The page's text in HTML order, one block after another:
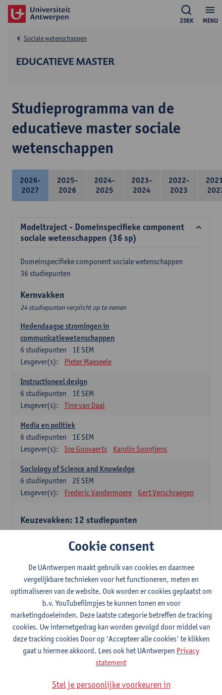
MENU
ZOEK
EDUCATIEVE MASTER
Sociale wetenschappen
Studieprogramma van de
educatieve master sociale
wetenschappen
2026-
2027
2025-
2026
2024-
2025
2023-
2024
2022-
2023
Modeltraject - Domeinspecifieke component
sociale wetenschappen (36 sp)
Domeinspecifieke component sociale wetenschappen
36 studiepunten
Kernvakken
24 studiepunten verplicht op te nemen
Hedendaagse stromingen in
communicatiewetenschappen
1E SEM
6 studiepunten
Lesgever(s):
Pieter Maeseele
Instructioneel design
1E SEM
6 studiepunten
Lesgever(s):
Tine van Daal
Media en politiek
1E SEM
6 studiepunten
Lesgever(s):
Ine Goovaerts Karolin Soontjens
Sociology of Science and Knowledge
2E SEM
6 studiepunten
Lesgever(s):
Frederic Vandermoere Gert Verschraegen
Keuzevakken: 12 studiepunten
Keuzevakken cluster communicatiewetenschappen
Consumer Psychology
2E SEM
studiepunten
Lesgever(s):
Katrien Maldoy Konrad Rudnicki
Journalistiek en crossmedialiteit
1E SEM
studiepunten
Lesgever(s):
Steve Paulussen
Interne Communicatie
1E SEM
6studiepunten
Charlotte De Backer
Keuzevakken cluster opleidings- en onderwijswetenschappen
Cookie consent
De UAntwerpen maakt gebruik van cookies en daarmee
vergelijkbare technieken voor het functioneren, meten en
optimaliseren van de website. Ook worden er cookies geplaatst om
b.v. YouTubefilmpjes te kunnen tonen en voor
marketingdoeleinden. Deze laatste categorie betreffen de tracking
cookies. Uw internetgedrag kan worden gevolgd door middel van
deze tracking cookies Door op 'Accepteer alle cookies' te klikken
gaat u hiermee akkoord. Lees ook het UAntwerpen Privacy
statement
Stel je persoonlijke voorkeuren in